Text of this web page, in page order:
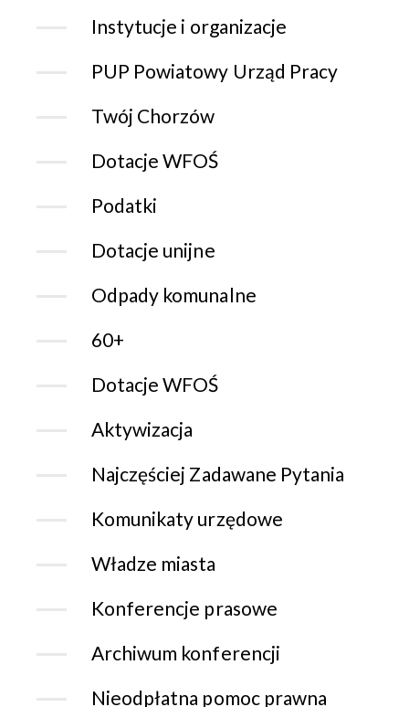
Instytucje i organizacje
PUP Powiatowy Urząd Pracy
Twój Chorzów
Dotacje WFOŚ
Podatki
Dotacje unijne
Odpady komunalne
60+
Dotacje WFOŚ
Aktywizacja
Najczęściej Zadawane Pytania
Komunikaty urzędowe
Władze miasta
Konferencje prasowe
Archiwum konferencji
Nieodpłatna pomoc prawna